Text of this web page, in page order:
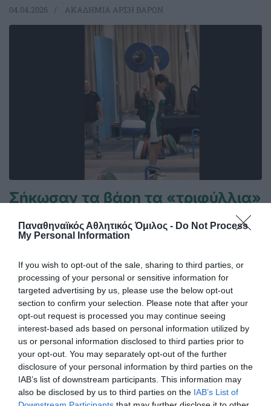
Παναθηναϊκός Αθλητικός Όμιλος - Do Not Process
My Personal Information
If you wish to opt-out of the sale, sharing to third parties, or
processing of your personal or sensitive information for
targeted advertising by us, please use the below opt-out
section to confirm your selection. Please note that after your
opt-out request is processed you may continue seeing
interest-based ads based on personal information utilized by
us or personal information disclosed to third parties prior to
your opt-out. You may separately opt-out of the further
disclosure of your personal information by third parties on the
IAB’s list of downstream participants. This information may
also be disclosed by us to third parties on the IAB’s List of
04.04.2026 ΑΚΑΔΗΜΙΑ ΑΡΣΗ ΒΑΡΩΝ
Σήκωσαν τα βάρη τα «τριφύλλια»
Αρκετά καλή παρουσία του τμήματος άρσης βαρών του
Παναθηναϊκού σήμερα στο ΟΑΚΑ.
27.02.2026 ΑΚΑΔΗΜΙΑ ΑΡΣΗ ΒΑΡΩΝ